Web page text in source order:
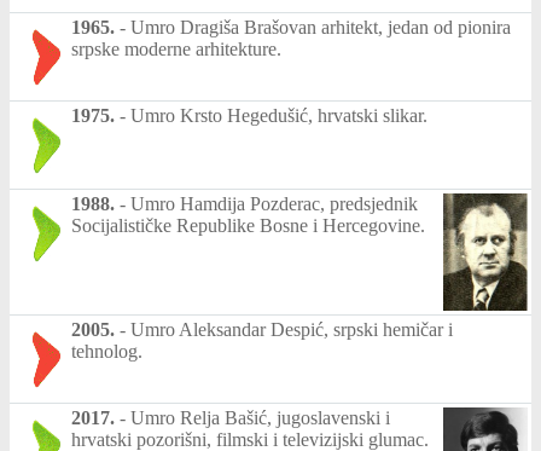
1965. - Umro Dragiša Brašovan arhitekt, jedan od pionira
srpske moderne arhitekture.
1975. - Umro Krsto Hegedušić, hrvatski slikar.
1988. - Umro Hamdija Pozderac, predsjednik
Socijalističke Republike Bosne i Hercegovine.
2005. - Umro Aleksandar Despić, srpski hemičar i
tehnolog.
2017. - Umro Relja Bašić, jugoslavenski i
hrvatski pozorišni, filmski i televizijski glumac.